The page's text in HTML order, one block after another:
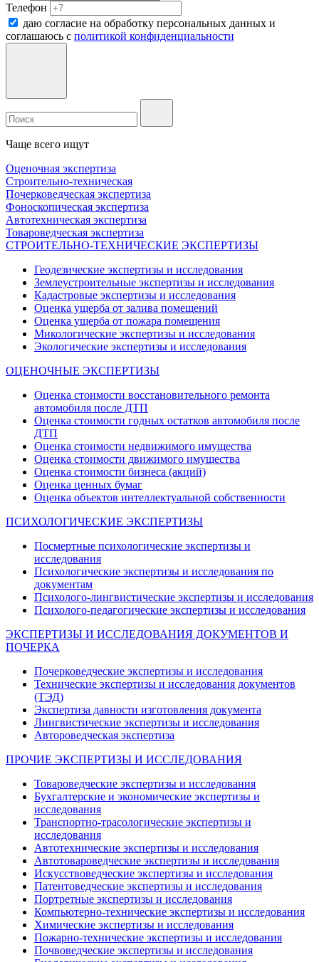
Телефон
даю согласие на обработку персональных данных и
соглашаюсь c политикой конфиденциальности
Чаще всего ищут
Оценочная экспертиза
Строительно-техническая
Почерковедческая экспертиза
Фоноскопическая экспертиза
Автотехническая экспертиза
Товароведческая экспертиза
СТРОИТЕЛЬНО-ТЕХНИЧЕСКИЕ ЭКСПЕРТИЗЫ
Геодезические экспертизы и исследования
Землеустроительные экспертизы и исследования
Кадастровые экспертизы и исследования
Оценка ущерба от залива помещений
Оценка ущерба от пожара помещения
Микологические экспертизы и исследования
Экологические экспертизы и исследования
ОЦЕНОЧНЫЕ ЭКСПЕРТИЗЫ
Оценка стоимости восстановительного ремонта
автомобиля после ДТП
Оценка стоимости годных остатков автомобиля после
ДТП
Оценка стоимости недвижимого имущества
Оценка стоимости движимого имущества
Оценка стоимости бизнеса (акций)
Оценка ценных бумаг
Оценка объектов интеллектуальной собственности
ПСИХОЛОГИЧЕСКИЕ ЭКСПЕРТИЗЫ
Посмертные психологические экспертизы и
исследования
Психологические экспертизы и исследования по
документам
Психолого-лингвистические экспертизы и исследования
Психолого-педагогические экспертизы и исследования
ЭКСПЕРТИЗЫ И ИССЛЕДОВАНИЯ ДОКУМЕНТОВ И
ПОЧЕРКА
Почерковедческие экспертизы и исследования
Технические экспертизы и исследования документов
(ТЭД)
Экспертиза давности изготовления документа
Лингвистические экспертизы и исследования
Автороведческая экспертиза
ПРОЧИЕ ЭКСПЕРТИЗЫ И ИССЛЕДОВАНИЯ
Товароведческие экспертизы и исследования
Бухгалтерские и экономические экспертизы и
исследования
Транспортно-трасологические экспертизы и
исследования
Автотехнические экспертизы и исследования
Автотовароведческие экспертизы и исследования
Искусствоведческие экспертизы и исследования
Патентоведческие экспертизы и исследования
Портретные экспертизы и исследования
Компьютерно-технические экспертизы и исследования
Химические экспертизы и исследования
Пожарно-технические экспертизы и исследования
Почвоведческие экспертизы и исследования